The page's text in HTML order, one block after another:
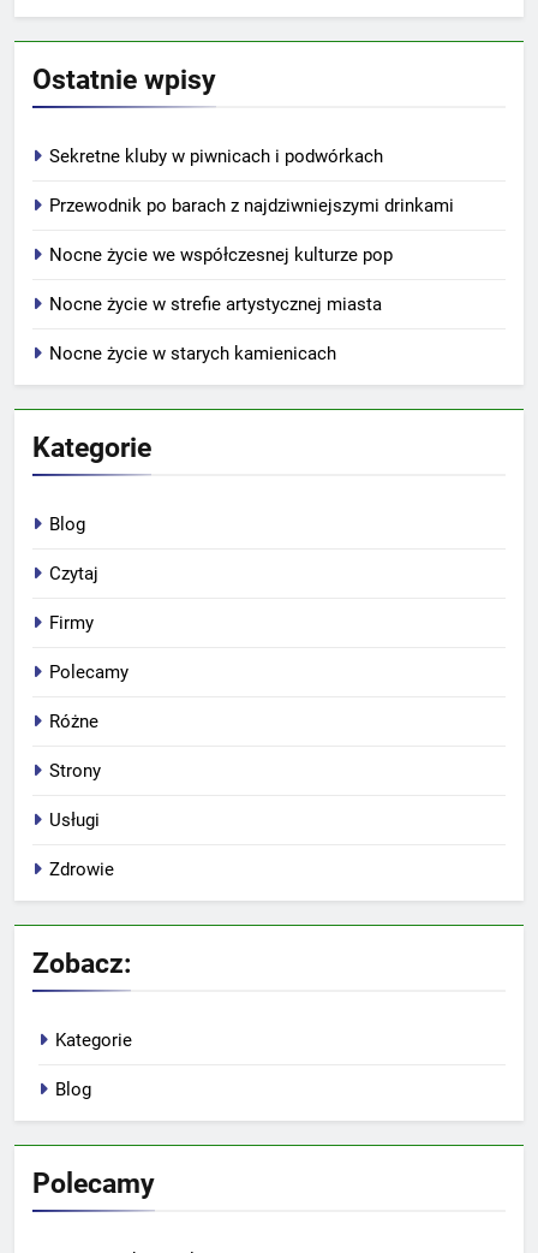
Ostatnie wpisy
Sekretne kluby w piwnicach i podwórkach
Przewodnik po barach z najdziwniejszymi drinkami
Nocne życie we współczesnej kulturze pop
Nocne życie w strefie artystycznej miasta
Nocne życie w starych kamienicach
Kategorie
Blog
Czytaj
Firmy
Polecamy
Różne
Strony
Usługi
Zdrowie
Zobacz:
Kategorie
Blog
Polecamy